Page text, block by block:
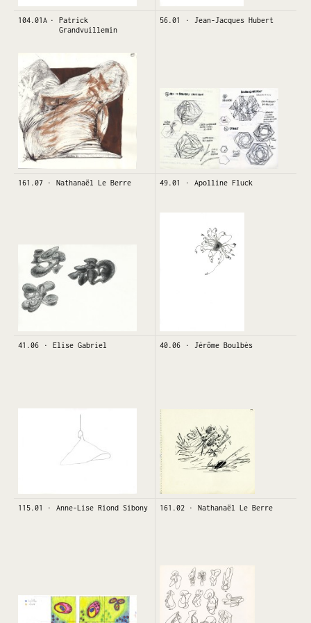
104.01A
Patrick
Grandvuillemin
56.01 Jean-Jacques Hubert
161.07 Nathanaël Le Berre 49.01 Apolline Fluck
41.06 Elise Gabriel 40.06 Jérôme Boulbès
115.01 Anne-Lise Riond Sibony 161.02 Nathanaël Le Berre